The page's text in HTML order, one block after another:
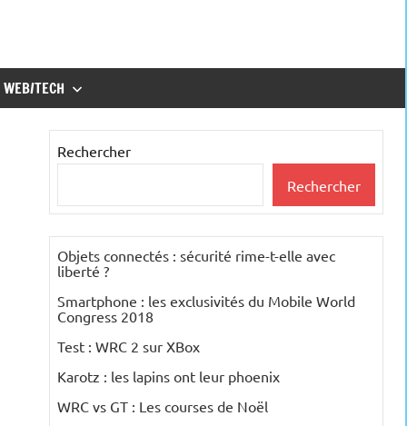
WEB/TECH
Rechercher
Rechercher
Objets connectés : sécurité rime-t-elle avec
liberté ?
Smartphone : les exclusivités du Mobile World
Congress 2018
Test : WRC 2 sur XBox
Karotz : les lapins ont leur phoenix
WRC vs GT : Les courses de Noël